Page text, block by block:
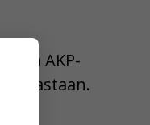
AKP-
vastaan.